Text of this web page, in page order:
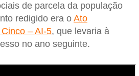
de parcela da população
redigido era o Ato
– AI-5, que levaria à
no ano seguinte.